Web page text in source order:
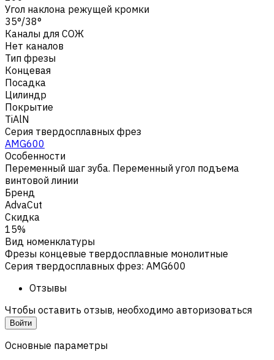
Угол наклона режущей кромки
35°/38°
Каналы для СОЖ
Нет каналов
Тип фрезы
Концевая
Посадка
Цилиндр
Покрытие
TiAlN
Серия твердосплавных фрез
AMG600
Особенности
Переменный шаг зуба. Переменный угол подъема
винтовой линии
Бренд
AdvaCut
Скидка
15%
Вид номенклатуры
Фрезы концевые твердосплавные монолитные
Серия твердосплавных фрез: AMG600
Отзывы
Чтобы оставить отзыв, необходимо авторизоваться
Войти
Основные параметры